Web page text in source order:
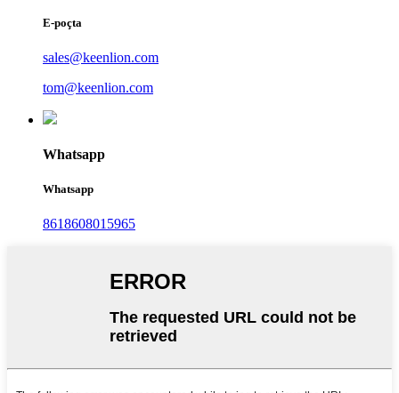
E-poçta
sales@keenlion.com
tom@keenlion.com
Whatsapp
Whatsapp
8618608015965